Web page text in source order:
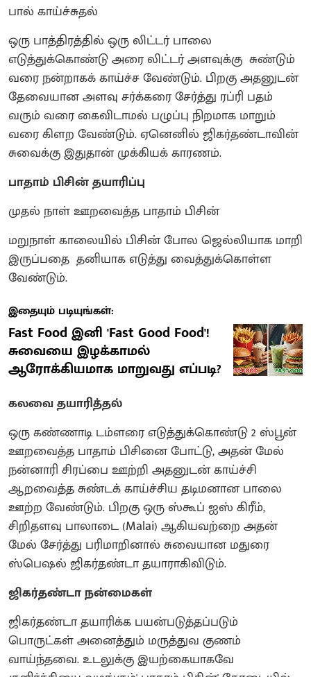
பால் காய்ச்சுதல்
ஒரு பாத்திரத்தில் ஒரு லிட்டர் பாலை
எடுத்துக்கொண்டு அரை லிட்டர் அளவுக்கு சுண்டும்
வரை நன்றாகக் காய்ச்ச வேண்டும். பிறகு அதனுடன்
தேவையான அளவு சர்க்கரை சேர்த்து ரப்ரி பதம்
வரும் வரை கைவிடாமல் பழுப்பு நிறமாக மாறும்
வரை கிளற வேண்டும். ஏனெனில் ஜிகர்தண்டாவின்
சுவைக்கு இதுதான் முக்கியக் காரணம்.
பாதாம் பிசின் தயாரிப்பு
முதல் நாள் ஊறவைத்த பாதாம் பிசின்
மறுநாள் காலையில் பிசின் போல ஜெல்லியாக மாறி
இருப்பதை தனியாக எடுத்து வைத்துக்கொள்ள
வேண்டும்.
இதையும் படியுங்கள்:
Fast Food இனி 'Fast Good Food'!
சுவையை இழக்காமல்
ஆரோக்கியமாக மாறுவது எப்படி?
கலவை தயாரித்தல்
ஒரு கண்ணாடி டம்ளரை எடுத்துக்கொண்டு 2 ஸ்பூன்
ஊறவைத்த பாதாம் பிசினை போட்டு, அதன் மேல்
நன்னாரி சிரப்பை ஊற்றி அதனுடன் காய்ச்சி
ஆறவைத்த சுண்டக் காய்ச்சிய தடிமனான பாலை
ஊற்ற வேண்டும். பிறகு ஒரு ஸ்கூப் ஐஸ் கிரீம்,
சிறிதளவு பாலாடை (Malai) ஆகியவற்றை அதன்
மேல் சேர்த்து பரிமாறினால் சுவையான மதுரை
ஸ்பெஷல் ஜிகர்தண்டா தயாராகிவிடும்.
ஜிகர்தண்டா நன்மைகள்
ஜிகர்தண்டா தயாரிக்க பயன்படுத்தப்படும்
பொருட்கள் அனைத்தும் மருத்துவ குணம்
வாய்ந்தவை. உடலுக்கு இயற்கையாகவே